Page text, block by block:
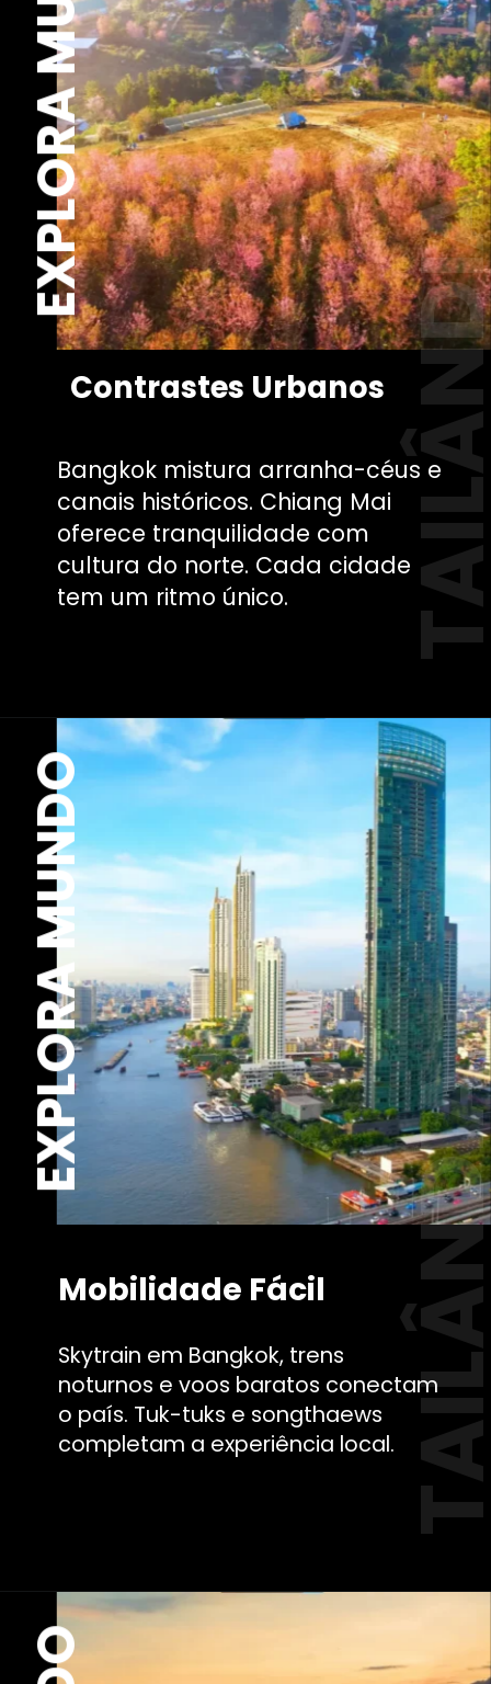
Contrastes Urbanos
Bangkok mistura arranha-céus e
canais históricos. Chiang Mai
oferece tranquilidade com
cultura do norte. Cada cidade
tem um ritmo único.
EXPLORA MUNDO
Mobilidade Fácil
Skytrain em Bangkok, trens
noturnos e voos baratos conectam
o país. Tuk-tuks e songthaews
completam a experiência local.
EXPLORA MUNDO